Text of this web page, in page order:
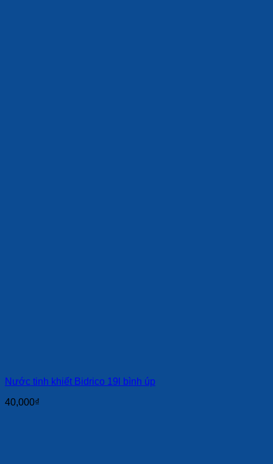
Nước tinh khiết Bidrico 19l bình úp
40,000₫